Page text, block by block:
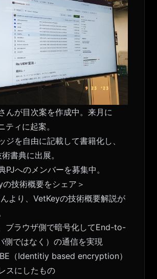
んが目次案を作成中。来月に
ティに起案。
ジを自由に記載して書籍化し、
書典に出展。
PJへのメンバーを募集中。
技術概要をシェア＞
より、VetKeyの技術概要解説が
ブラウザ側で暗号化してEnd-to-
側ではなく）の通信を実現
（Identitiy based encryption）
スにしたもの